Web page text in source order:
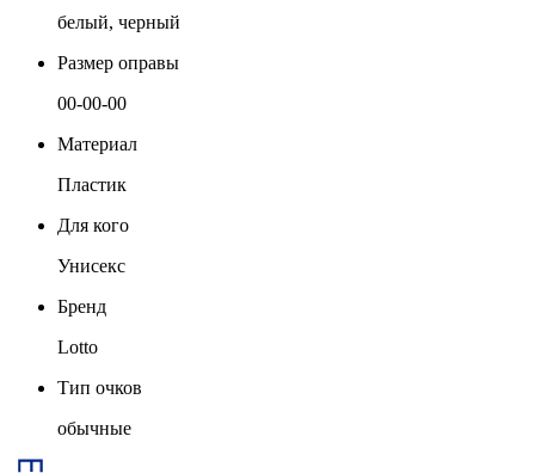
белый, черный
Размер оправы
00-00-00
Материал
Пластик
Для кого
Унисекс
Бренд
Lotto
Тип очков
обычные